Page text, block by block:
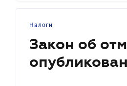
Налоги
Закон об
опубликован